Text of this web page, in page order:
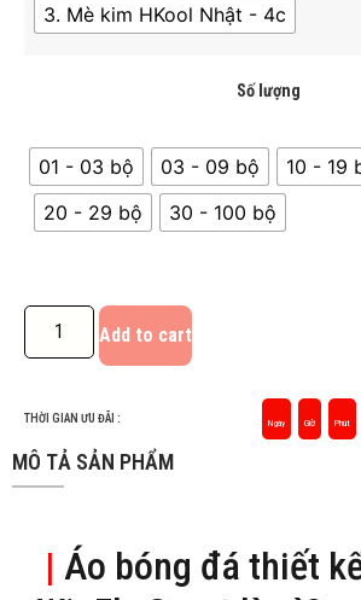
3. Mè kim HKool Nhật - 4c
Số lượng
01 - 03 bộ 03 - 09 bộ
10 - 19
20 - 29 bộ
30 - 100 bộ
Add to cart
THỜI GIAN ƯU ĐÃI : Ngày Giờ Phút
MÔ TẢ SẢN PHẨM
| Áo bóng đá thiết